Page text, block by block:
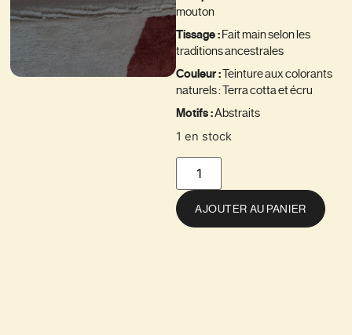
mouton
Tissage :Fait main selon les
traditions ancestrales
Couleur :Teinture aux colorants
naturels : Terra cotta et écru
Motifs :Abstraits
1 en stock
AJOUTER AU PANIER